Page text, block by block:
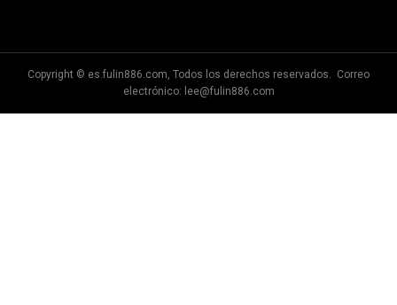
Copyright © es.fulin886.com, Todos los derechos reservados. Correo
electrónico: lee@fulin886.com